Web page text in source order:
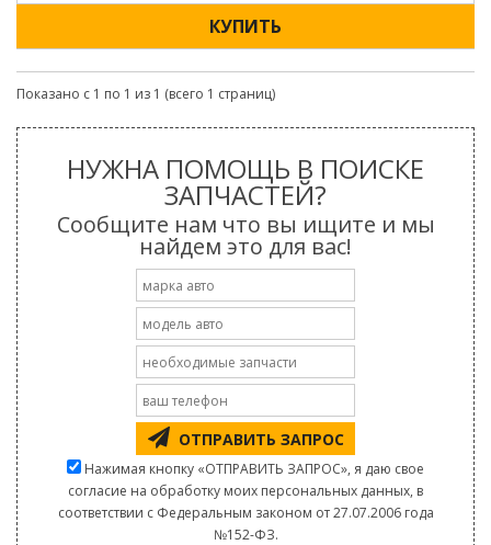
КУПИТЬ
Показано с 1 по 1 из 1 (всего 1 страниц)
НУЖНА ПОМОЩЬ В ПОИСКЕ
ЗАПЧАСТЕЙ?
Сообщите нам что вы ищите и мы
найдем это для вас!
ОТПРАВИТЬ ЗАПРОС
Нажимая кнопку «ОТПРАВИТЬ ЗАПРОС», я даю свое
согласие на обработку моих персональных данных, в
соответствии с Федеральным законом от 27.07.2006 года
№152-ФЗ.